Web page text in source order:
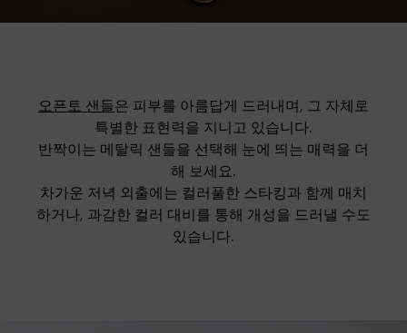
오픈토 샌들은 피부를 아름답게 드러내며, 그 자체로
특별한 표현력을 지니고 있습니다.
반짝이는 메탈릭 샌들을 선택해 눈에 띄는 매력을 더
해 보세요.
차가운 저녁 외출에는 컬러풀한 스타킹과 함께 매치
하거나, 과감한 컬러 대비를 통해 개성을 드러낼 수도
있습니다.